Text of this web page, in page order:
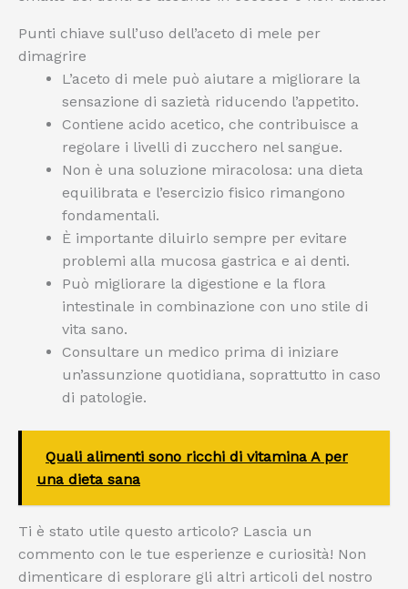
Punti chiave sull’uso dell’aceto di mele per
dimagrire
L’aceto di mele può aiutare a migliorare la
sensazione di sazietà riducendo l’appetito.
Contiene acido acetico, che contribuisce a
regolare i livelli di zucchero nel sangue.
Non è una soluzione miracolosa: una dieta
equilibrata e l’esercizio fisico rimangono
fondamentali.
È importante diluirlo sempre per evitare
problemi alla mucosa gastrica e ai denti.
Può migliorare la digestione e la flora
intestinale in combinazione con uno stile di
vita sano.
Consultare un medico prima di iniziare
un’assunzione quotidiana, soprattutto in caso
di patologie.
Quali alimenti sono ricchi di vitamina A per
una dieta sana
Ti è stato utile questo articolo? Lascia un
commento con le tue esperienze e curiosità! Non
dimenticare di esplorare gli altri articoli del nostro